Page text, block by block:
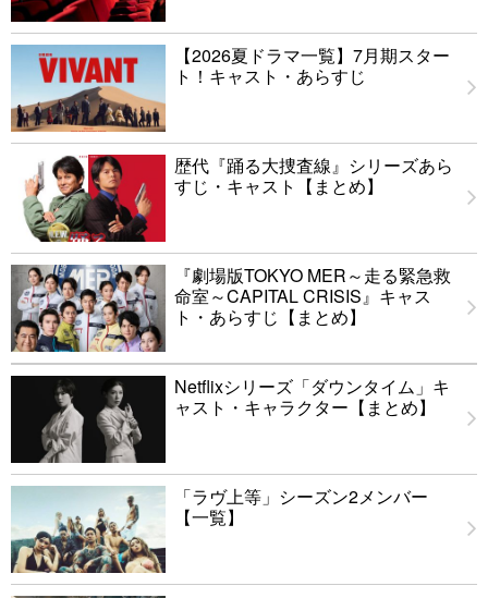
【2026夏ドラマ一覧】7月期スター
ト！キャスト・あらすじ
歴代『踊る大捜査線』シリーズあら
すじ・キャスト【まとめ】
『劇場版TOKYO MER～走る緊急救
命室～CAPITAL CRISIS』キャス
ト・あらすじ【まとめ】
Netflixシリーズ「ダウンタイム」キ
ャスト・キャラクター【まとめ】
「ラヴ上等」シーズン2メンバー
【一覧】